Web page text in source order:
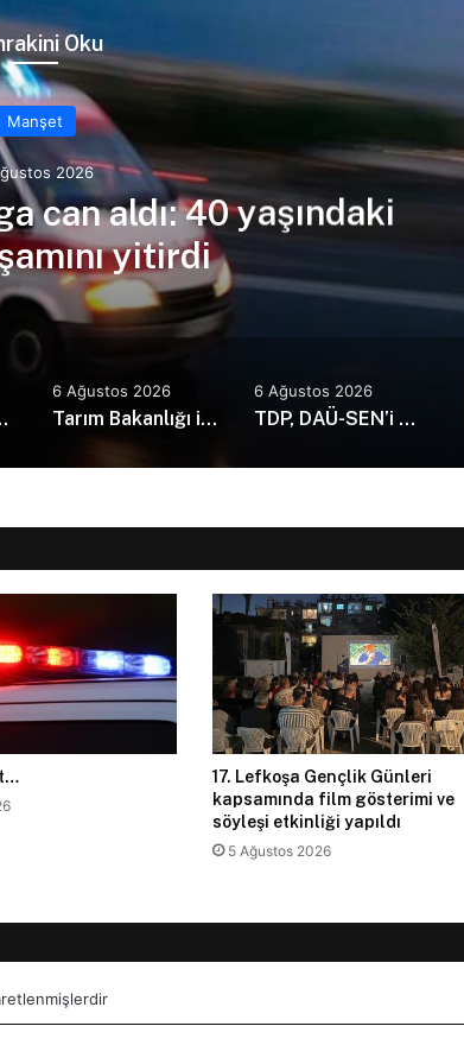
Oku
Manşet
2026
can aldı: 40 yaşındaki
yitirdi
21 yaralı
6 Ağustos 2026
Tarım Bakanlığı ile İMO’dan Anı Ormanı için iş birliği: Yürüyüş yolları ve sosyal alanlar yapılacak
6 Ağustos 2026
TDP, DAÜ-SEN’i kabul etti: Günü kurtaran değil, geleceği planlayan politikalara ihtiyaç var!
17. Lefkoşa Gençlik Günleri
kapsamında film gösterimi ve
söyleşi etkinliği yapıldı
5 Ağustos 2026